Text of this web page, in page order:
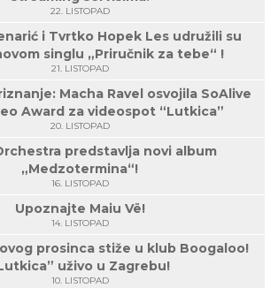
22. LISTOPAD
i Tvrtko Hopek Les udružili su
singlu „Priručnik za tebe“ !
21. LISTOPAD
Macha Ravel osvojila SoAlive
Award za videospot “Lutkica”
20. LISTOPAD
predstavlja novi album
„Medzotermina“!
16. LISTOPAD
Upoznajte Maiu Vë!
14. LISTOPAD
prosinca stiže u klub Boogaloo!
uživo u Zagrebu!
10. LISTOPAD